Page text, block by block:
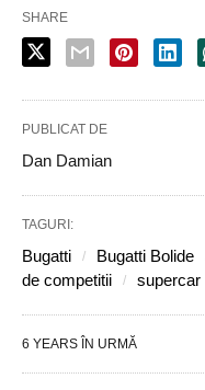
SHARE
PUBLICAT DE
Dan Damian
TAGURI:
Bugatti Bugatti Bolide
de competitii
supercar
6 YEARS ÎN URMĂ